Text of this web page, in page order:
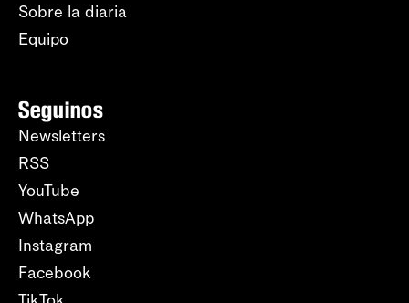
Sobre la diaria
Equipo
Seguinos
Newsletters
RSS
YouTube
WhatsApp
Instagram
Facebook